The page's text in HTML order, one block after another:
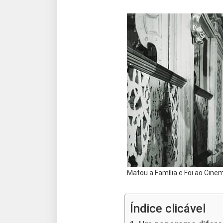
Matou a Família e Foi ao
Índice clicável